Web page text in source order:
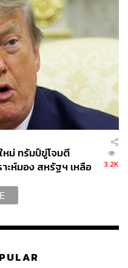
หม่ ทรัมป์ขู่โจมตี
ะห์มอง สหรัฐฯ เหลือ
3.2K